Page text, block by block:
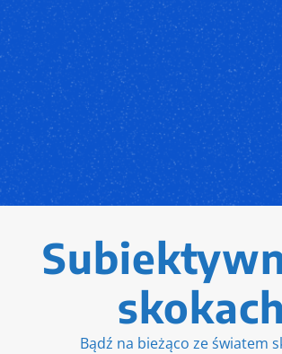
skokach
Bądź na bieżąco ze światem